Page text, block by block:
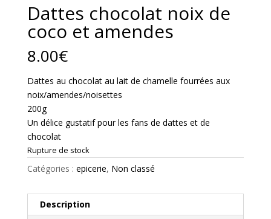
Dattes chocolat noix de
coco et amendes
8.00€
Dattes au chocolat au lait de chamelle fourrées aux
noix/amendes/noisettes
200g
Un délice gustatif pour les fans de dattes et de
chocolat
Rupture de stock
Catégories : epicerie, Non classé
Description